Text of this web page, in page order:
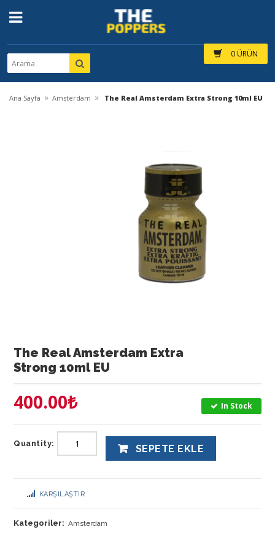
0 ÜRÜN
Ana Sayfa » Amsterdam » The Real Amsterdam Extra Strong 10ml EU
The Real Amsterdam Extra
Strong 10ml EU
400.00₺ In Stock
Quantity: SEPETE EKLE
KARŞILAŞTIR
Kategoriler: Amsterdam